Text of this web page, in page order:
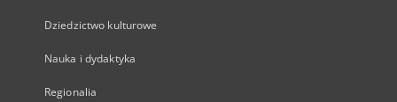
Dziedzictwo kulturowe
Nauka i dydaktyka
Regionalia